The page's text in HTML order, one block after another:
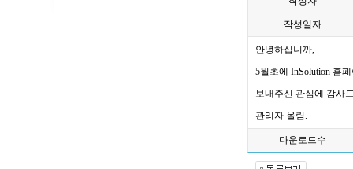
작성일자
안녕하십니까,
5월초에 InSolution 홈
보내주신 관심에 감사
관리자 올림.
다운로드수